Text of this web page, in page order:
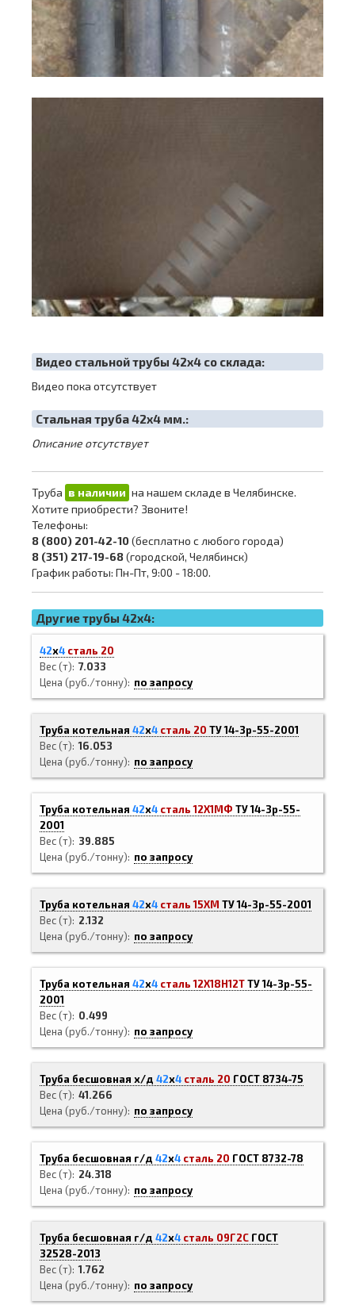
Видео стальной трубы 42х4 со склада:
Видео пока отсутствует
Cтальная труба 42х4 мм.:
Описание отсутствует
Труба в наличии на нашем складе в Челябинске.
Хотите приобрести? Звоните!
Телефоны:
8 (800) 201-42-10(бесплатно с любого города)
8 (351) 217-19-68(городской, Челябинск)
График работы: Пн-Пт, 9:00 - 18:00.
Другие трубы 42x4:
42х4 сталь 20
Вес (т) 7.033
Цена (руб./тонну)
по запросу
Труба котельная 42х4 сталь 20 ТУ 14-3р-55-2001
Вес (т) 16.053
Цена (руб./тонну)
по запросу
Труба котельная 42х4 сталь 12Х1МФ ТУ 14-3р-55-
2001
Вес (т)
39.885
Цена (руб./тонну)
по запросу
Труба котельная 42х4 сталь 15ХМ ТУ 14-3р-55-2001
Вес (т)
2.132
Цена (руб./тонну)
по запросу
Труба котельная 42х4 сталь 12Х18Н12ТТУ 14-3р-55-
2001
Вес (т)
0.499
Цена (руб./тонну)
по запросу
Труба бесшовная х/д 42х4 сталь 20 ГОСТ 8734-75
Вес (т) 41.266
Цена (руб./тонну)
по запросу
Труба бесшовная г/д 42х4 сталь 20 ГОСТ 8732-78
Вес (т)
24.318
Цена (руб./тонну)
по запросу
Труба бесшовная г/д 42х4 сталь 09Г2С ГОСТ
32528-2013
Вес (т) 1.762
Цена (руб./тонну)
по запросу